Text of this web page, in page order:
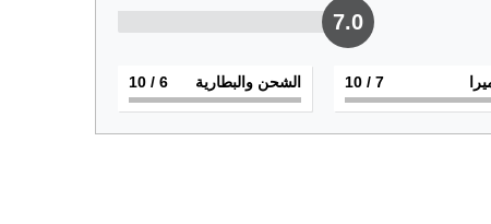
7.0
7
/ 10 الشحن والبطارية 6
/ 10